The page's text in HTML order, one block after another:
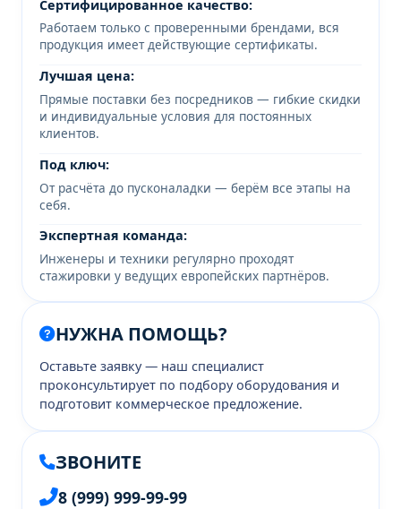
Сертифицированное качество:
Работаем только с проверенными брендами, вся
продукция имеет действующие сертификаты.
Лучшая цена:
Прямые поставки без посредников — гибкие скидки
и индивидуальные условия для постоянных
клиентов.
Под ключ:
От расчёта до пусконаладки — берём все этапы на
себя.
Экспертная команда:
Инженеры и техники регулярно проходят
стажировки у ведущих европейских партнёров.
НУЖНА ПОМОЩЬ?
Оставьте заявку — наш специалист
проконсультирует по подбору оборудования и
подготовит коммерческое предложение.
ЗВОНИТЕ
8 (999) 999-99-99